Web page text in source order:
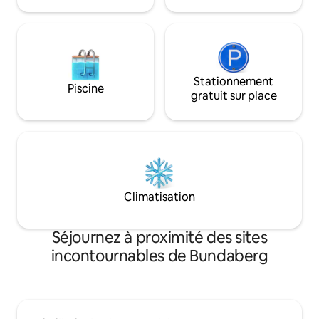
extérieurs communs, y compris le foyer,
Piscine
Stationnement
gratuit sur place
Climatisation
Séjournez à proximité des sites
incontournables de Bundaberg